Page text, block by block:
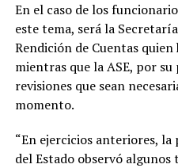
En el caso de los
este tema, será la
Rendición de Cuentas
mientras que la ASE, por
revisiones que sean
momento.
“En ejercicios anteriores,
del Estado observó